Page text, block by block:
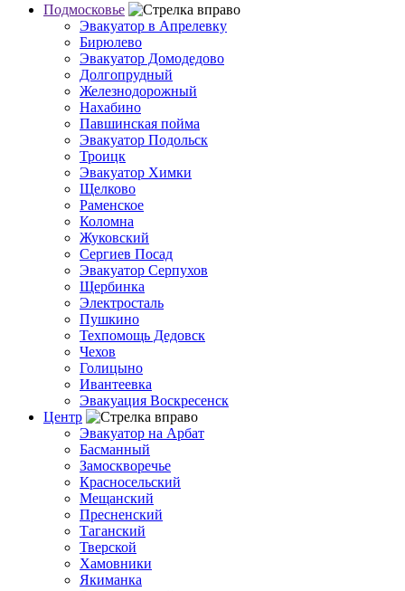
Подмосковье
Эвакуатор в Апрелевку
Бирюлево
Эвакуатор Домодедово
Долгопрудный
Железнодорожный
Нахабино
Павшинская пойма
Эвакуатор Подольск
Троицк
Эвакуатор Химки
Щелково
Раменское
Коломна
Жуковский
Сергиев Посад
Эвакуатор Серпухов
Щербинка
Электросталь
Пушкино
Техпомощь Дедовск
Чехов
Голицыно
Ивантеевка
Эвакуация Воскресенск
Центр
Эвакуатор на Арбат
Басманный
Замоскворечье
Красносельский
Мещанский
Пресненский
Таганский
Тверской
Хамовники
Якиманка